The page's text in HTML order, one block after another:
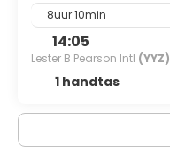
8uur 10min
14:05
Lester B Pearson Intl (YYZ)
1 handtas